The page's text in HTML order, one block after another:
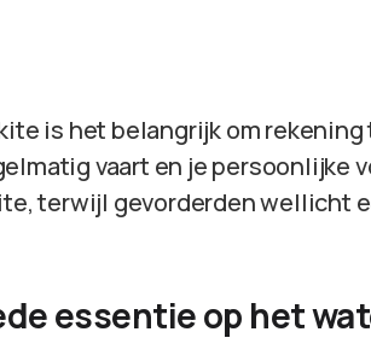
is het belangrijk om
vaart en je persoonlijke
terwijl gevorderden wellicht
essentie op het